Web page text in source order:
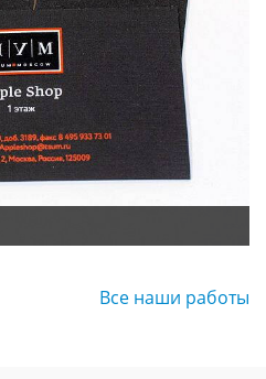
Все наши работы